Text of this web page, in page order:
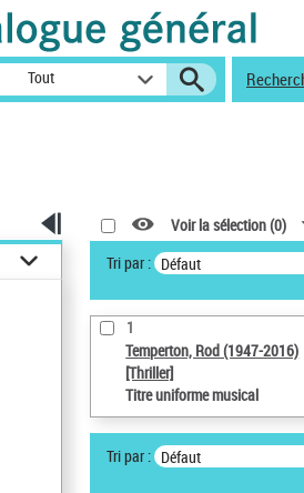
Tout
Voir la sélection (0)
Tri par : Défaut
1
Temperton, Rod (1947-2016)
[Thriller]
Titre uniforme musical
Tri par : Défaut